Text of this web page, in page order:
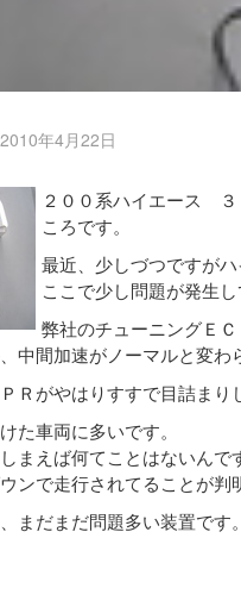
2010年4月22日
２００系ハイエース ３
ころです。
最近、少しづつですが
ここで少し問題が発生し
弊社のチューニングＥ
中間加速がノーマルと変わ
Ｒがやはりすすで目詰まり
た車両に多いです。
まえば何てことはないんで
ンで走行されてることが判
まだまだ問題多い装置です。